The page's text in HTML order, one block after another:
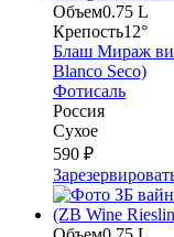
Объем0.75 L
Крепость12°
Блаш Мираж
Blanco Seco)
Фотисаль
Россия
Сухое
590 ₽